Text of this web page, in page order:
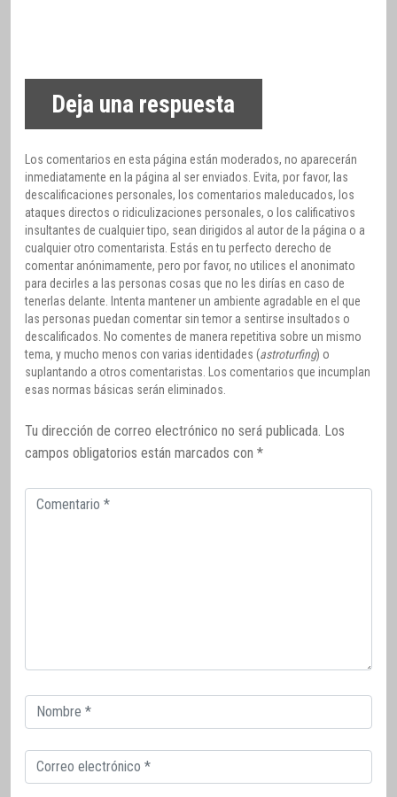
Deja una respuesta
Los comentarios en esta página están moderados, no aparecerán
inmediatamente en la página al ser enviados. Evita, por favor, las
descalificaciones personales, los comentarios maleducados, los
ataques directos o ridiculizaciones personales, o los calificativos
insultantes de cualquier tipo, sean dirigidos al autor de la página o a
cualquier otro comentarista. Estás en tu perfecto derecho de
comentar anónimamente, pero por favor, no utilices el anonimato
para decirles a las personas cosas que no les dirías en caso de
tenerlas delante. Intenta mantener un ambiente agradable en el que
las personas puedan comentar sin temor a sentirse insultados o
descalificados. No comentes de manera repetitiva sobre un mismo
tema, y mucho menos con varias identidades (astroturfing) o
suplantando a otros comentaristas. Los comentarios que incumplan
esas normas básicas serán eliminados.
Tu dirección de correo electrónico no será publicada. Los
campos obligatorios están marcados con *
Comentario
Correo
electrónico
Correo
electrónico